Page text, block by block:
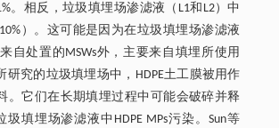
。相反，垃圾填埋场渗滤液（L1和L2）中
10%）。这可能是因为在垃圾填埋场渗滤液
自处置的MSWs外，主要来自填埋所使用
研究的垃圾填埋场中，HDPE土工膜被用作
。它们在长期填埋过程中可能会破碎并释
圾填埋场渗滤液中HDPE MPs污染。Sun等